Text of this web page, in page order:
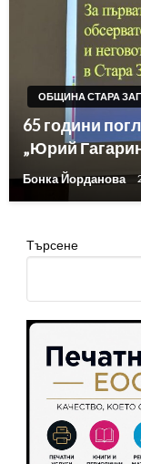
ОБЩИНА СТАРА
65 години
„Юрий
Бонка Йорданова
Търсене